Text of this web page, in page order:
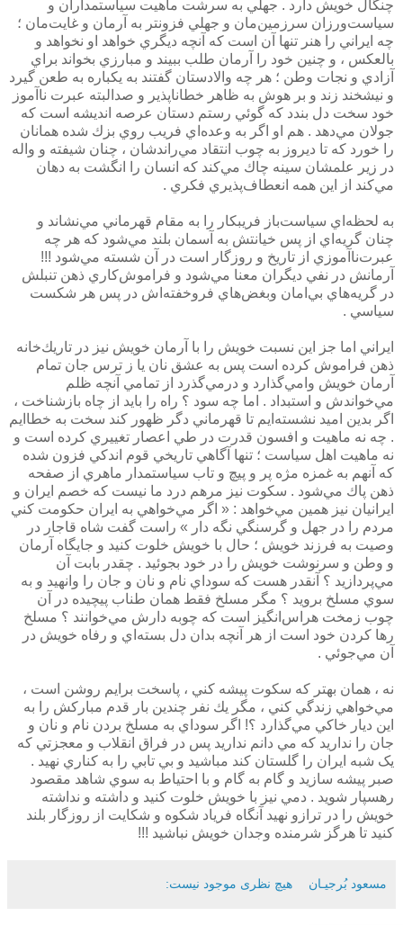
چنگال خويش دارد . جهلي به سرشت ماهيت سياستمداران و
سياست‌ورزان سرزمين‌مان و جهلي فزونتر به آرمان و غايت‌مان ؛
چه ايراني را هنر تنها آن است كه آنچه ديگري خواهد او نخواهد و
بالعكس ، و چنين خود را آرمان طلب ببيند و مبارزي بخواند براي
آزادي و نجات وطن ؛ هر چه والادستان گفتند به يكباره به طعن گيرد
و نيشخند زند و بر هوش به ظاهر خطاناپذير و صدالبته عبرت ناآموز
خود سخت دل بندد كه گوئي رستم دستان عرصه انديشه است كه
جولان مي‌دهد . هم او اگر به وعده‌اي فريب روي بزك شده همانان
را خورد كه تا ديروز به چوب انتقاد مي‌راندشان ، چنان شيفته و واله
در زير علمشان سينه چاك مي‌كند كه انسان را انگشت به دهان
مي‌كند از اين همه انعطاف‌پذيري فكري .
به لحظه‌اي سياست‌باز فريبكار را به مقام قهرماني مي‌نشاند و
چنان گريه‌اي از پس خيانتش به آسمان بلند مي‌شود كه هر چه
عبرت‌ناآموزي از تاريخ و روزگار است در آن شسته مي‌شود !!!
آرمانش در نفي ديگران معنا مي‌شود و فراموش‌كاري ذهن تنبلش
در گريه‌هاي بي‌امان وبغض‌هاي فروخفته‌اش در پس هر شكست
سياسي .
ايراني اما جز اين نسبت خويش را با آرمان خويش نيز در تاريك‌خانه
ذهن فراموش كرده است پس به عشق نان يا ز ترس جان تمام
آرمان خويش وامي‌گذارد و درمي‌گذرد از تمامي آنچه ظلم
مي‌خواندش و استبداد . اما چه سود ؟ راه را بايد از چاه بازشناخت ،
اگر بدين اميد نشسته‌ايم تا قهرماني دگر ظهور كند سخت به خطاايم
. چه نه ماهيت و افسون قدرت در طي اعصار تغييري كرده است و
نه ماهيت اهل سياست ؛ تنها آگاهي تاريخي قوم اندكي فزون شده
كه آنهم به غمزه مژه پر و پيچ و تاب سياستمدار ماهري از صفحه
ذهن پاك مي‌شود . سكوت نيز مرهم درد ما نيست كه خصم ايران و
ايرانيان نيز همين مي‌خواهد : « اگر مي‌خواهي به ايران حكومت كني
مردم را در جهل و گرسنگي نگه دار » راست گفت شاه قاجار در
وصيت به فرزند خويش ؛ حال با خويش خلوت كنيد و جايگاه آرمان
و وطن و سرنوشت خويش را در خود بجوئيد . چقدر بابت آن
مي‌پردازيد ؟ آنقدر هست كه سوداي نام و نان و جان را وانهيد و به
سوي مسلخ برويد ؟ مگر مسلخ فقط همان طناب پيچيده در آن
چوب زمخت هراس‌انگيز است كه چوبه دارش مي‌خوانند ؟ مسلخ
رها كردن خود است از هر آنچه بدان دل بسته‌اي و رفاه خويش در
آن مي‌جوئي .
نه ، همان بهتر كه سكوت پيشه كني ، پاسخت برايم روشن است ،
مي‌خواهي زندگي كني ، مگر يك نفر چندين بار قدم مباركش را به
اين ديار خاكي مي‌گذارد ؟! اگر سوداي به مسلخ بردن نام و نان و
جان را نداريد که مي دانم نداريد پس در فراق انقلاب و معجزتي که
يک شبه ايران را گلستان کند مباشيد و بي تابي را به کناري نهيد .
صبر پيشه سازيد و گام به گام و با احتياط به سوي شاهد مقصود
رهسپار شويد . دمي نيز با خويش خلوت كنيد و داشته و نداشته
خويش را در ترازو نهيد آنگاه فرياد شكوه و شكايت از روزگار بلند
كنيد تا هرگز شرمنده وجدان خويش نباشيد !!!
مسعود بُرجيـان هیچ نظری موجود نیست: